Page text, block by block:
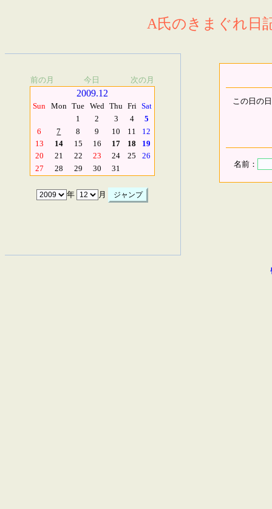
A氏のきまぐれ日
前の月 今日 次の月
2009.12
Sun Mon Tue Wed Thu Fri Sat
1
2 3 4
5
6
7 8 9 10 11
12
13
14 15 16 17 18
19
20
21 22 23 24 25
26
27
28 29 30 31
年 月
この日の
名前：